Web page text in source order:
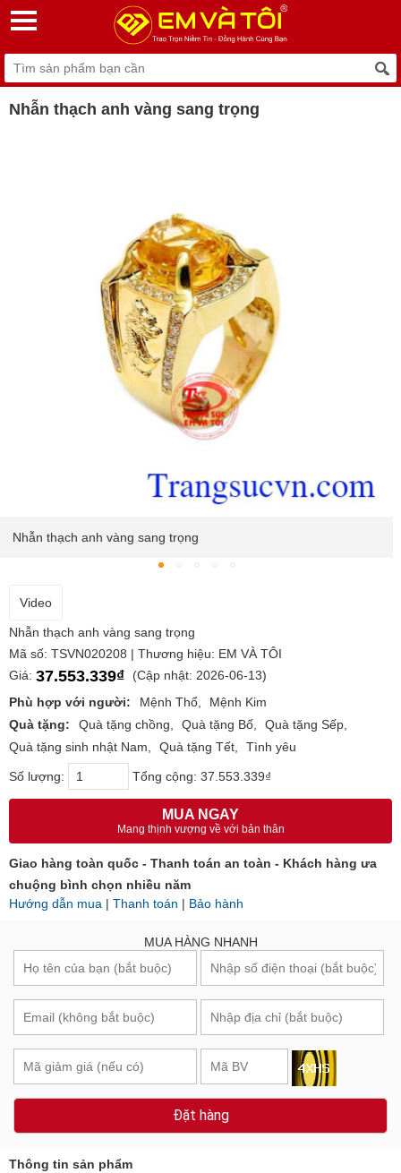
Nhẫn thạch anh vàng sang trọng
Nhẫn thạch anh vàng sang trọng
Video
Nhẫn thạch anh vàng sang trọng
Mã số: TSVN020208 | Thương hiệu: EM VÀ TÔI
Giá: 37.553.339₫
(Cập nhật: 2026-06-13)
Phù hợp với người:
Mệnh Thổ
Mệnh Kim
Quà tặng:
Quà tặng chồng Quà tặng Bố
Quà tặng Sếp
Quà tặng sinh nhật Nam
Quà tặng Tết Tình yêu
Số lượng: Tổng cộng: 37.553.339₫
MUA NGAY
Mang thịnh vượng về với bản thân
Giao hàng toàn quốc - Thanh toán an toàn - Khách hàng ưa
chuộng bình chọn nhiều năm
Hướng dẫn mua | Thanh toán | Bảo hành
MUA HÀNG NHANH
Đặt hàng
Thông tin sản phẩm